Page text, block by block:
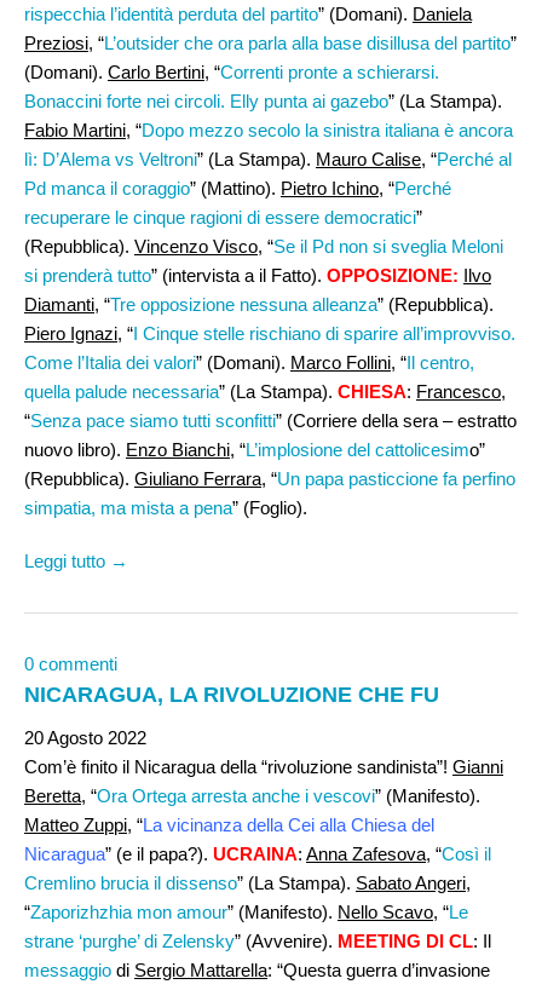
rispecchia l’identità perduta del partito” (Domani). Daniela
Preziosi, “L’outsider che ora parla alla base disillusa del partito”
(Domani). Carlo Bertini, “Correnti pronte a schierarsi.
Bonaccini forte nei circoli. Elly punta ai gazebo” (La Stampa).
Fabio Martini, “Dopo mezzo secolo la sinistra italiana è ancora
lì: D’Alema vs Veltroni” (La Stampa). Mauro Calise, “Perché al
Pd manca il coraggio” (Mattino). Pietro Ichino, “Perché
recuperare le cinque ragioni di essere democratici”
(Repubblica). Vincenzo Visco, “Se il Pd non si sveglia Meloni
si prenderà tutto” (intervista a il Fatto). OPPOSIZIONE: Ilvo
Diamanti, “Tre opposizione nessuna alleanza” (Repubblica).
Piero Ignazi, “I Cinque stelle rischiano di sparire all’improvviso.
Come l’Italia dei valori” (Domani). Marco Follini, “Il centro,
quella palude necessaria” (La Stampa). CHIESA: Francesco,
“Senza pace siamo tutti sconfitti” (Corriere della sera – estratto
nuovo libro). Enzo Bianchi, “L’implosione del cattolicesimo”
(Repubblica). Giuliano Ferrara, “Un papa pasticcione fa perfino
simpatia, ma mista a pena” (Foglio).
Leggi tutto →
0 commenti
NICARAGUA, LA RIVOLUZIONE CHE FU
20 Agosto 2022
Com’è finito il Nicaragua della “rivoluzione sandinista”! Gianni
Beretta, “Ora Ortega arresta anche i vescovi” (Manifesto).
Matteo Zuppi, “La vicinanza della Cei alla Chiesa del
Nicaragua” (e il papa?). UCRAINA: Anna Zafesova, “Così il
Cremlino brucia il dissenso” (La Stampa). Sabato Angeri,
“Zaporizhzhia mon amour” (Manifesto). Nello Scavo, “Le
strane ‘purghe’ di Zelensky” (Avvenire). MEETING DI CL: Il
messaggio di Sergio Mattarella: “Questa guerra d’invasione